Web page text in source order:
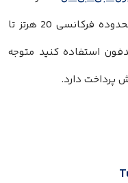
بیس‌های قدرتمند و صدایی واضح در محدوده فرکانسی 20 هرتز تا
استفاده کنید متوجه